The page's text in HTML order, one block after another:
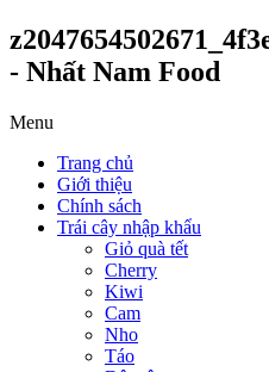
- Nhất Nam Food
Menu
Trang chủ
Giới thiệu
Chính sách
Trái cây nhập khẩu
Giỏ quà tết
Cherry
Kiwi
Cam
Nho
Táo